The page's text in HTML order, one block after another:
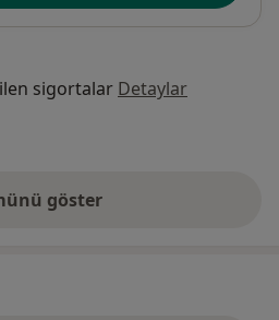
sigortalar Detaylar
göster
adres hakkında